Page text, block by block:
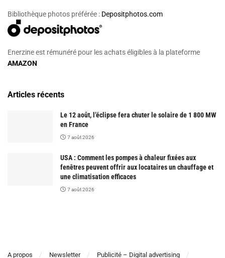
Bibliothèque photos préférée : Depositphotos.com
Enerzine est rémunéré pour les achats éligibles à la plateforme
AMAZON
Articles récents
Le 12 août, l’éclipse fera chuter le solaire de 1 800 MW
en France
7 août 2026
USA : Comment les pompes à chaleur fixées aux
fenêtres peuvent offrir aux locataires un chauffage et
une climatisation efficaces
7 août 2026
A propos Newsletter Publicité – Digital advertising